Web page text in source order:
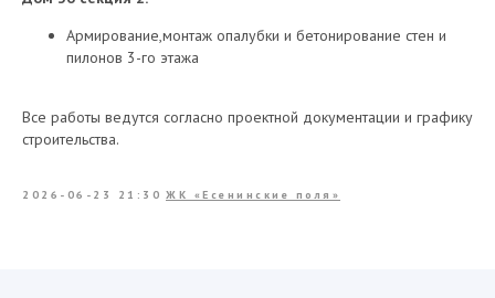
Армирование,монтаж опалубки и бетонирование стен и
пилонов 3-го этажа
Все работы ведутся согласно проектной документации и графику
строительства.
2026-06-23 21:30 ЖК «Есенинские поля»